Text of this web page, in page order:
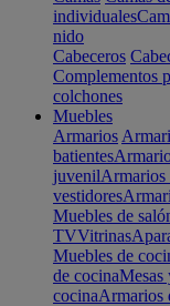
individuales
nido
Cabeceros
Complementos
colchones
Muebles
Armarios
batientes
juvenilArmarios
vestidores
Muebles de
TVVitrinas
Muebles de
de cocinaMesas
cocinaArmarios